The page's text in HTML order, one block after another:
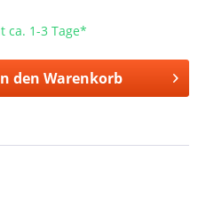
ca. 1-3 Tage*
den Warenkorb